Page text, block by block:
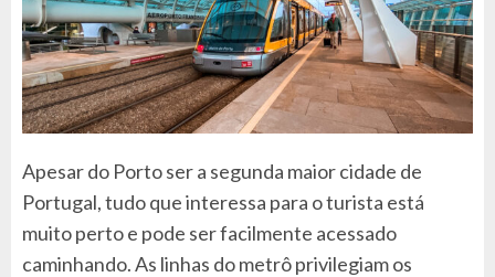
Apesar do Porto ser a segunda maior cidade de
Portugal, tudo que interessa para o turista está
muito perto e pode ser facilmente acessado
caminhando. As linhas do metrô privilegiam os